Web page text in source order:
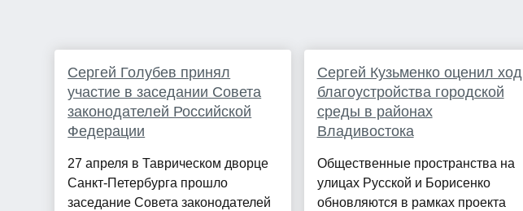
Сергей Голубев принял
участие в заседании Совета
законодателей Российской
Федерации
27 апреля в Таврическом дворце
Санкт-Петербурга прошло
заседание Совета законодателей
Сергей Кузьменко оценил ход
благоустройства городской
среды в районах
Владивостока
Общественные пространства на
улицах Русской и Борисенко
обновляются в рамках проекта